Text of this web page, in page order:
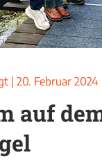
20. Februar 2024
auf